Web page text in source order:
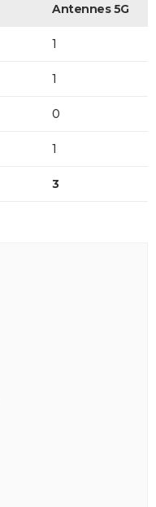
Antennes 5G
1
1
0
1
3